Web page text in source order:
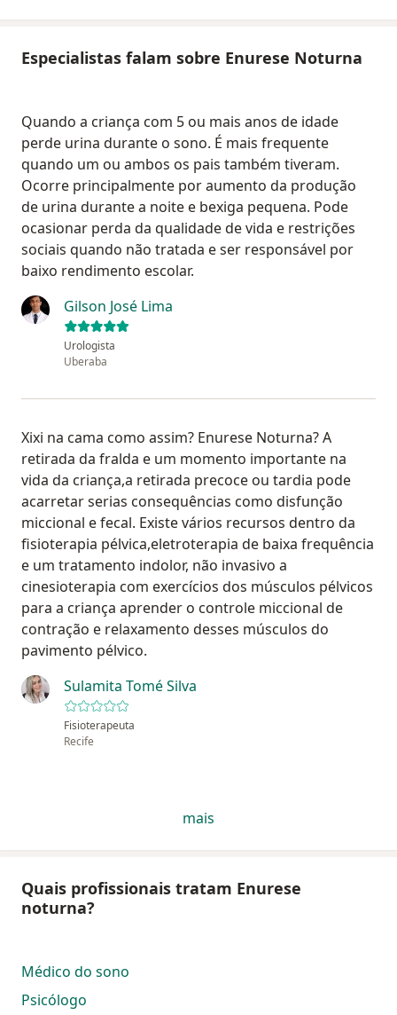
Especialistas falam sobre Enurese Noturna
Quando a criança com 5 ou mais anos de idade
perde urina durante o sono. É mais frequente
quando um ou ambos os pais também tiveram.
Ocorre principalmente por aumento da produção
de urina durante a noite e bexiga pequena. Pode
ocasionar perda da qualidade de vida e restrições
sociais quando não tratada e ser responsável por
baixo rendimento escolar.
Gilson José Lima
Urologista
Uberaba
Xixi na cama como assim? Enurese Noturna? A
retirada da fralda e um momento importante na
vida da criança,a retirada precoce ou tardia pode
acarretar serias consequências como disfunção
miccional e fecal. Existe vários recursos dentro da
fisioterapia pélvica,eletroterapia de baixa frequência
e um tratamento indolor, não invasivo a
cinesioterapia com exercícios dos músculos pélvicos
para a criança aprender o controle miccional de
contração e relaxamento desses músculos do
pavimento pélvico.
Sulamita Tomé Silva
Fisioterapeuta
Recife
mais
Quais profissionais tratam Enurese
noturna?
Médico do sono
Psicólogo